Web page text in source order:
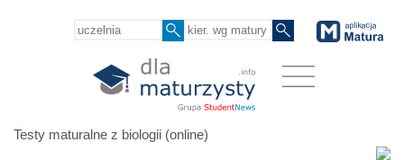
Testy maturalne z biologii (online)